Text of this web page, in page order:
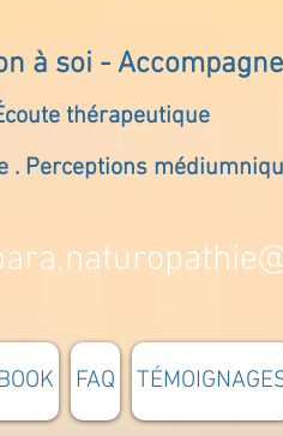
à soi -
thérapeutique
. Perceptions
FAQ